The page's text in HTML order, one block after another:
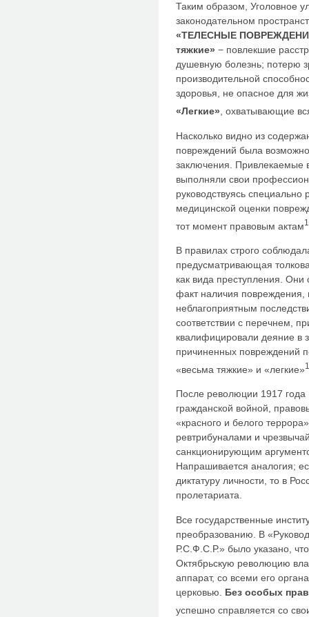
Таким образом, Уголовное
законодательном
«ТЕЛЕСНЫЕ
тяжкие» − повлекшие
душевную болезнь; потерю
производительной
здоровья, не опасное для
«Легкие» , охватывающие
Насколько видно из
повреждений была
заключения. Привлекаемые
выполняли свои
руководствуясь
медицинской оценки
тот момент правовым актам
В правилах строго
предусматривающая
как вида преступления. Они
факт наличия повреждения,
неблагоприятным
соответствии с перечнем,
квалифицировали деяние в
причиненных повреждений
«весьма тяжкие» и «легкие»
После революции 1917
гражданской войной,
«красного и белого
ревтрибуналами и
санкционирующим
Напрашивается аналогия;
диктатуру личности, то в
пролетариата.
Все государственные
преобразованию. В
Р.С.Ф.С.Р.» было указано,
Октябрьскую революцию
аппарат, со всеми его
церковью. Без особых
успешно справляется со